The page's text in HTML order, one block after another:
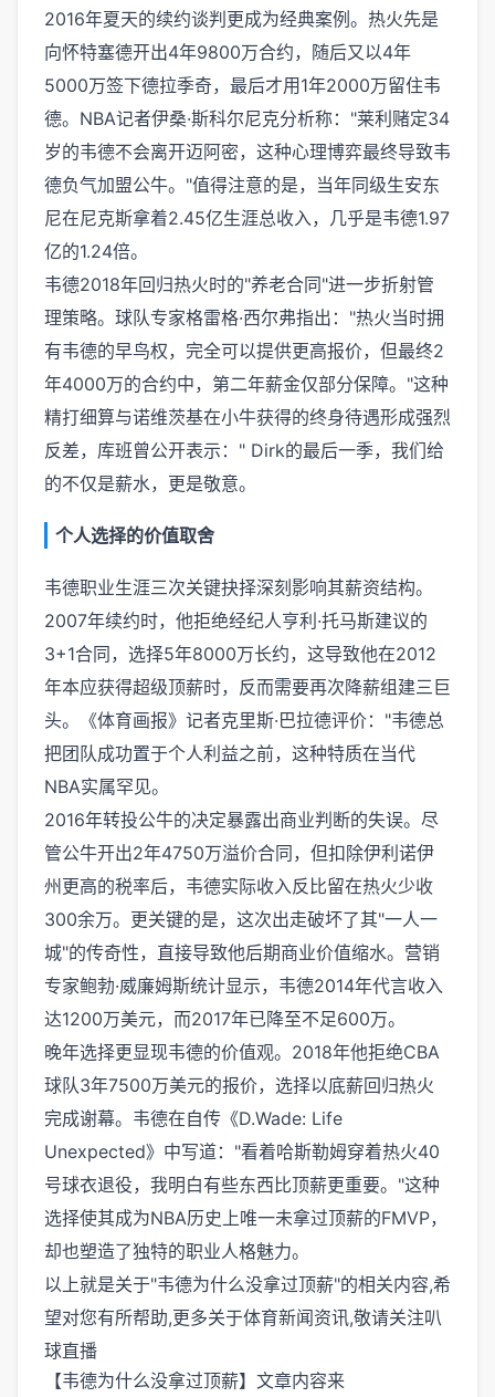
2016年夏天的续约谈判更成为经典案例。热火先是
向怀特塞德开出4年9800万合约，随后又以4年
5000万签下德拉季奇，最后才用1年2000万留住韦
德。NBA记者伊桑·斯科尔尼克分析称："莱利赌定34
岁的韦德不会离开迈阿密，这种心理博弈最终导致韦
德负气加盟公牛。"值得注意的是，当年同级生安东
尼在尼克斯拿着2.45亿生涯总收入，几乎是韦德1.97
亿的1.24倍。
韦德2018年回归热火时的"养老合同"进一步折射管
理策略。球队专家格雷格·西尔弗指出："热火当时拥
有韦德的早鸟权，完全可以提供更高报价，但最终2
年4000万的合约中，第二年薪金仅部分保障。"这种
精打细算与诺维茨基在小牛获得的终身待遇形成强烈
反差，库班曾公开表示：" Dirk的最后一季，我们给
的不仅是薪水，更是敬意。
个人选择的价值取舍
韦德职业生涯三次关键抉择深刻影响其薪资结构。
2007年续约时，他拒绝经纪人亨利·托马斯建议的
3+1合同，选择5年8000万长约，这导致他在2012
年本应获得超级顶薪时，反而需要再次降薪组建三巨
头。《体育画报》记者克里斯·巴拉德评价："韦德总
把团队成功置于个人利益之前，这种特质在当代
NBA实属罕见。
2016年转投公牛的决定暴露出商业判断的失误。尽
管公牛开出2年4750万溢价合同，但扣除伊利诺伊
州更高的税率后，韦德实际收入反比留在热火少收
300余万。更关键的是，这次出走破坏了其"一人一
城"的传奇性，直接导致他后期商业价值缩水。营销
专家鲍勃·威廉姆斯统计显示，韦德2014年代言收入
达1200万美元，而2017年已降至不足600万。
晚年选择更显现韦德的价值观。2018年他拒绝CBA
球队3年7500万美元的报价，选择以底薪回归热火
完成谢幕。韦德在自传《D.Wade: Life
Unexpected》中写道："看着哈斯勒姆穿着热火40
号球衣退役，我明白有些东西比顶薪更重要。"这种
选择使其成为NBA历史上唯一未拿过顶薪的FMVP，
却也塑造了独特的职业人格魅力。
以上就是关于"韦德为什么没拿过顶薪"的相关内容,希
望对您有所帮助,更多关于体育新闻资讯,敬请关注叭
球直播
【韦德为什么没拿过顶薪】文章内容来